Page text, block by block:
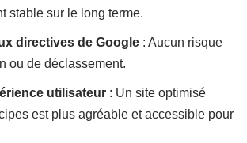
stable sur le long terme.
directives de Google : Aucun risque
ou de déclassement.
utilisateur : Un site optimisé
est plus agréable et accessible pour